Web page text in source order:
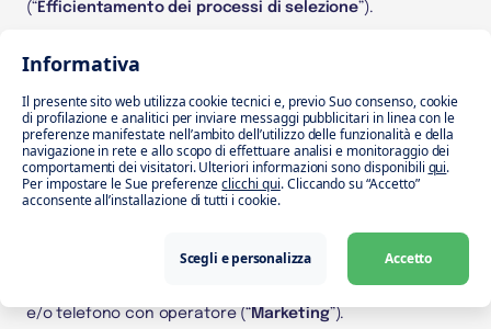
(“Efficientamento dei processi di selezione”).
con te. Tale attività potrà essere svolta fino a 48 mesi
strumentali allo svolgimento dell’attività di ricerca e
selezione dei candidati, nonché per usufruire dei servizi
gratuiti offerti da Iziwork, salva richiesta di cancellazione
che potrai esercitare scrivendo a privacy@iziwork.com.
b. per svolgere attività di marketing, come elaborare
indagini e ricerche di mercato anche tramite sondaggi
online, inviarti materiale informativo e promozionale e la
e/o telefono con operatore (“Marketing”).
Informativa
Il presente sito web utilizza cookie tecnici e, previo Suo consenso, cookie
di profilazione e analitici per inviare messaggi pubblicitari in linea con le
preferenze manifestate nell’ambito dell’utilizzo delle funzionalità e della
navigazione in rete e allo scopo di effettuare analisi e monitoraggio dei
comportamenti dei visitatori. Ulteriori informazioni sono disponibili qui.
Per impostare le Sue preferenze clicchi qui. Cliccando su “Accetto”
acconsente all’installazione di tutti i cookie.
Scegli e personalizza Accetto